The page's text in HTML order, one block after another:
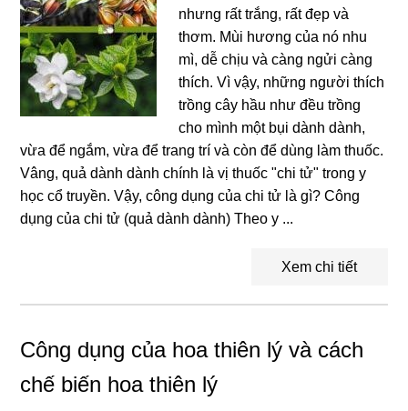
nhưng rất trắng, rất đẹp và
thơm. Mùi hương của nó nhu
mì, dễ chịu và càng ngửi càng
thích. Vì vậy, những người thích
trồng cây hầu như đều trồng
cho mình một bụi dành dành,
vừa để ngắm, vừa để trang trí và còn để dùng làm thuốc.
Vâng, quả dành dành chính là vị thuốc "chi tử" trong y
học cổ truyền. Vậy, công dụng của chi tử là gì? Công
dụng của chi tử (quả dành dành) Theo y ...
Xem chi tiết
Công dụng của hoa thiên lý và cách
chế biến hoa thiên lý